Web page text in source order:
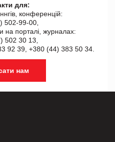
для:
конференцій:
502-99-00,
на порталі, журналах:
502 30 13,
92 39, +380 (44) 383 50 34.
нам